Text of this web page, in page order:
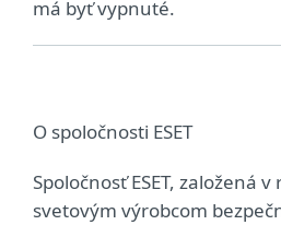
má byť vypnuté.
O spoločnosti ESET
Spoločnosť ESET, založená
svetovým výrobcom